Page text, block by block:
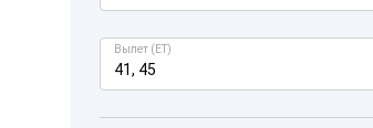
Вылет (ET)
41, 45